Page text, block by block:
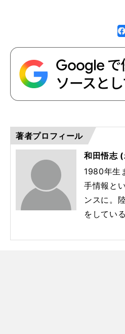
faceboo
k
著者プロフィール
和田悟志
1980年生
手情報と
ンスに。
をしている